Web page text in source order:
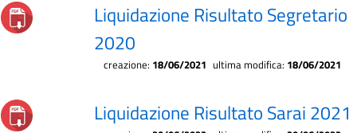
Liquidazione Risultato Segretario
2020
creazione: 18/06/2021 ultima modifica: 18/06/2021
Liquidazione Risultato Sarai 2021